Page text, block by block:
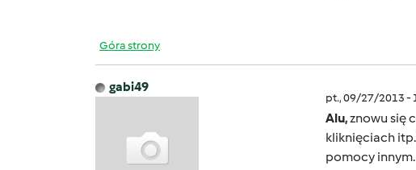
Góra strony
gabi49
pt., 09/27/2013 -
Alu,znowu się
kliknięciach
pomocy